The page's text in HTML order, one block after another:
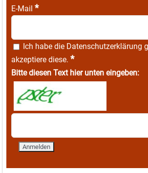
E-Mail *
Ich habe die Datenschutzerklärung
akzeptiere diese. *
Bitte diesen Text hier unten eingeben: